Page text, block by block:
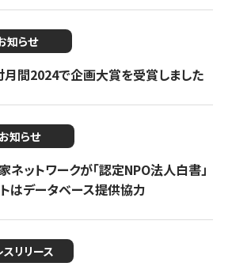
知らせ
月間2024で企画大賞を受賞しました
お知らせ
ットワークが「認定NPO法人白書」
はデータベース提供協力
スリリース